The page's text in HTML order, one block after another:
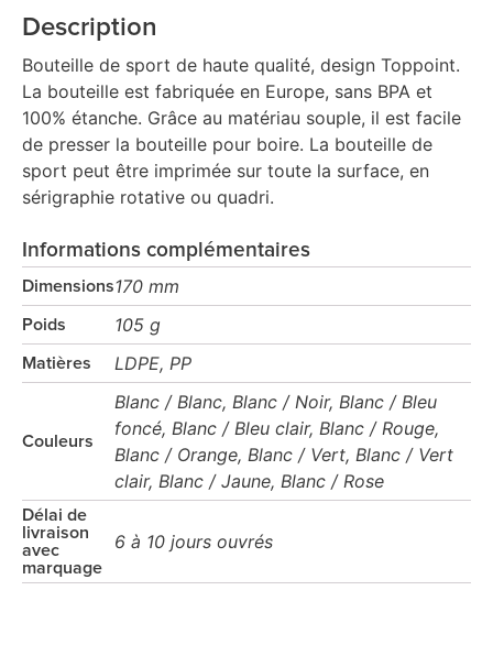
Description
Bouteille de sport de haute qualité, design Toppoint.
La bouteille est fabriquée en Europe, sans BPA et
100% étanche. Grâce au matériau souple, il est facile
de presser la bouteille pour boire. La bouteille de
sport peut être imprimée sur toute la surface, en
sérigraphie rotative ou quadri.
Informations complémentaires
Dimensions170 mm
Poids 105 g
Matières LDPE, PP
Couleurs
Blanc / Blanc, Blanc / Noir, Blanc / Bleu
foncé, Blanc / Bleu clair, Blanc / Rouge,
Blanc / Orange, Blanc / Vert, Blanc / Vert
clair, Blanc / Jaune, Blanc / Rose
Délai de
livraison
avec
marquage
6 à 10 jours ouvrés